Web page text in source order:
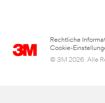
Rechtliche
Cookie-
© 3M 2026. Alle